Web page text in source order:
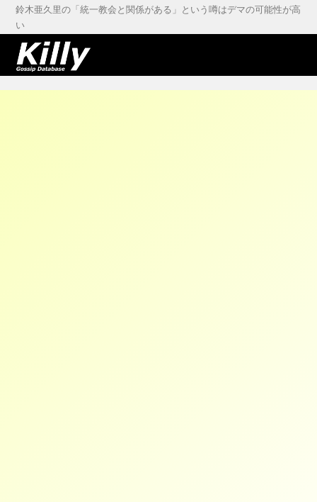
鈴木亜久里の「統一教会と関係がある」という噂はデマの可能性が高
い